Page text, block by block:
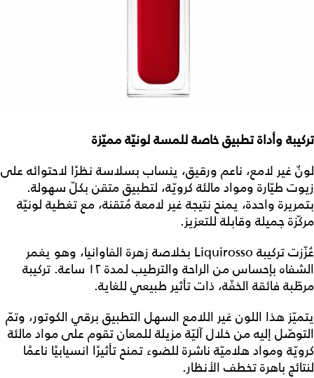
تركيبة وأداة تطبيق خاصة للمسة لونيّة مميّزة
لونٌ غير لامع، ناعم ورقيق، ينساب بسلاسة نظرًا لاحتوائه على
زيوت طيّارة ومواد مالئة كرويّة، لتطبيق متقن بكلّ سهولة.
بتمريرة واحدة، يمنح نتيجة غير لامعة مُتقنة، مع تغطية لونيّة
مركّزة جميلة وقابلة للتعزيز.
عُزّزت تركيبة Liquirosso بخلاصة زهرة الفاوانيا، وهو يغمر
الشفاه بإحساس من الراحة والترطيب لمدة ١٢ ساعة. تركيبة
مرطّبة فائقة الخفّة، ذات تأثير طبيعي للغاية.
يتميّز هذا اللون غير اللامع السهل التطبيق برقي الكوتور، وتمّ
التوصّل إليه من خلال آليّة مزيلة للمعان تقوم على مواد مالئة
كرويّة ومواد هلاميّة ناشرة للضوء تمنح تأثيرًا انسيابيًا ناعمًا
لنتائج باهرة تخطف الأنظار.